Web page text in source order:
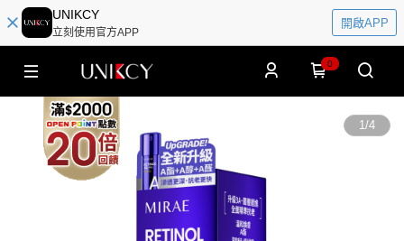
UNIKCY
立刻使用官方APP
開啟APP
0
1/4